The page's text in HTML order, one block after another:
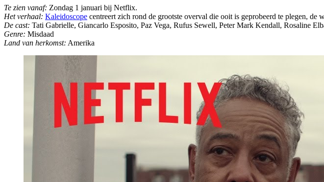
Te zien vanaf: Zondag 1 januari bij Netflix.
Het verhaal: Kaleidoscope centreert zich rond de grootste overval die ooit is geprobeerd te plegen, de
De cast: Tati Gabrielle, Giancarlo Esposito, Paz Vega, Rufus Sewell, Peter Mark Kendall, Rosaline
Genre: Misdaad
Land van herkomst: Amerika